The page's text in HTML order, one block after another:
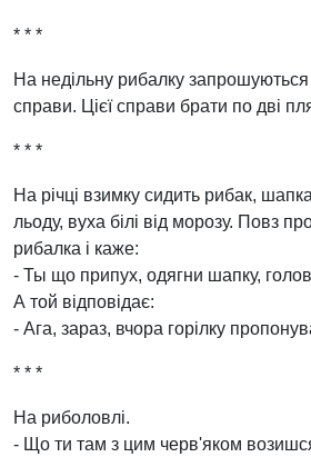
* * *
На недільну рибалку запрошуються
справи. Цієї справи брати по дві
* * *
На річці взимку сидить рибак,
льоду, вуха білі від морозу. Повз
рибалка і каже:
- Ты що припух, одягни шапку,
А той відповідає:
- Ага, зараз, вчора горілку
* * *
На риболовлі.
- Що ти там з цим черв'яком